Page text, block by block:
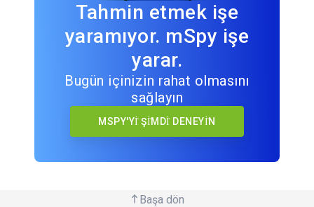
Tahmin etmek işe
yaramıyor. mSpy işe
yarar.
Bugün içinizin rahat olmasını
sağlayın
MSPY'Yİ ŞİMDİ DENEYİN
Başa dön